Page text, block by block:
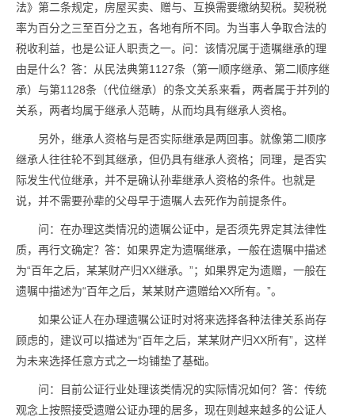
法》第二条规定，房屋买卖、赠与、互换需要缴纳契税。契税税
率为百分之三至百分之五，各地有所不同。为当事人争取合法的
税收利益，也是公证人职责之一。问：该情况属于遗嘱继承的理
由是什么？答：从民法典第1127条（第一顺序继承、第二顺序继
承）与第1128条（代位继承）的条文关系来看，两者属于并列的
关系，两者均属于继承人范畴，从而均具有继承人资格。
另外，继承人资格与是否实际继承是两回事。就像第二顺序
继承人往往轮不到其继承，但仍具有继承人资格；同理，是否实
际发生代位继承，并不是确认孙辈继承人资格的条件。也就是
说，并不需要孙辈的父母早于遗嘱人去死作为前提条件。
问：在办理这类情况的遗嘱公证中，是否须先界定其法律性
质，再行文确定？答：如果界定为遗嘱继承，一般在遗嘱中描述
为“百年之后，某某财产归XX继承。”；如果界定为遗赠，一般在
遗嘱中描述为“百年之后，某某财产遗赠给XX所有。”。
如果公证人在办理遗嘱公证时对将来选择各种法律关系尚存
顾虑的，建议可以描述为“百年之后，某某财产归XX所有”，这样
为未来选择任意方式之一均铺垫了基础。
问：目前公证行业处理该类情况的实际情况如何？答：传统
观念上按照接受遗赠公证办理的居多，现在则越来越多的公证人